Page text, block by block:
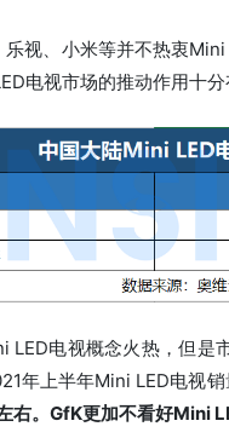
视、小米等并不热衷
电视市场的推动作用十分
LED电视概念火热，但
年上半年Mini LED电视
右。GfK更加不看好Mini